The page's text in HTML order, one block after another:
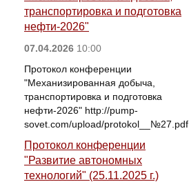
транспортировка и подготовка
нефти-2026"
07.04.2026 10:00
Протокол конференции
"Механизированная добыча,
транспортировка и подготовка
нефти-2026" http://pump-
sovet.com/upload/protokol__№27.pdf
Протокол конференции
"Развитие автономных
технологий" (25.11.2025 г.)